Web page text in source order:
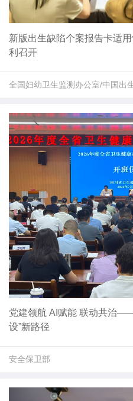
新版出生缺陷个案报告卡适
利召开
全国妇幼卫生监测办公室/中国出
党建领航 AI赋能 联动共治
设”新路径
安全保卫部